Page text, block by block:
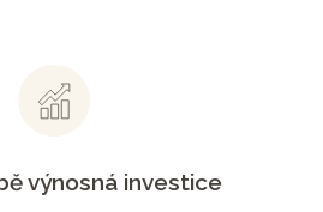
výnosná investice